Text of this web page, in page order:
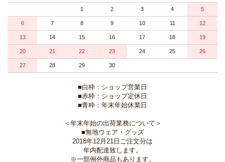
1 2 3 4 5
6 7 8 9 10 11 12
13 14 15 16 17 18 19
20 21 22 23 24 25 26
27 28 29 30
■白枠：ショップ営業日
■赤枠：ショップ定休日
■青枠：年末年始休業日
＜年末年始の出荷業務について＞
■無地ウェア・グッズ
2018年12月21日ご注文分は
年内配達致します。
※一部例外商品もあります。